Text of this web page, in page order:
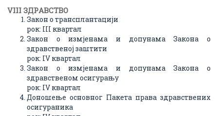
VIII ЗДРAВСТВО
Закон о трансплантацији
рок: III квартал
Закон о измјенама и допунама Закона о
здравственој заштити
рок: IV квартал
Закон о измјенама и допунама Закона о
здравственом осигурању
рок: IV квартал
Доношење основног Пакета права здравствених
осигураника